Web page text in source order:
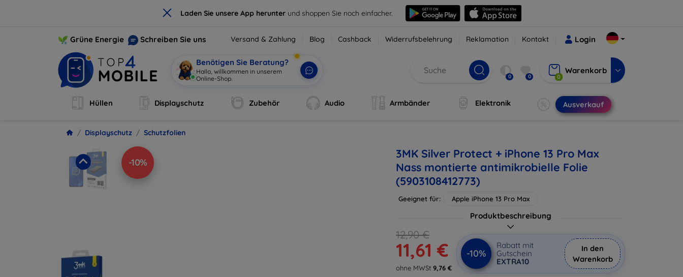
× Laden Sie unsere App herunter und shoppen Sie noch einfacher.
Grüne Energie Schreiben Sie uns Versand & Zahlung Blog Cashback Widerrufsbelehrung Reklamation Kontakt Login
Benötigen Sie Beratung?
Hallo, willkommen in unserem
Online-Shop.
0 0 0
Warenkorb
Hüllen Displayschutz Zubehör Audio Armbänder Elektronik Ausverkauf
Displayschutz Schutzfolien
-10%
3MK Silver Protect + iPhone 13 Pro Max
Nass montierte antimikrobielle Folie
(5903108412773)
Geeignet für: Apple iPhone 13 Pro Max
Produktbeschreibung
12,90 €
11,61 €
ohne MWSt 9,76 €
-10%
Rabatt mit
Gutschein
EXTRA10
In den
Warenkorb